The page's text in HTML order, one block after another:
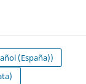
(España))